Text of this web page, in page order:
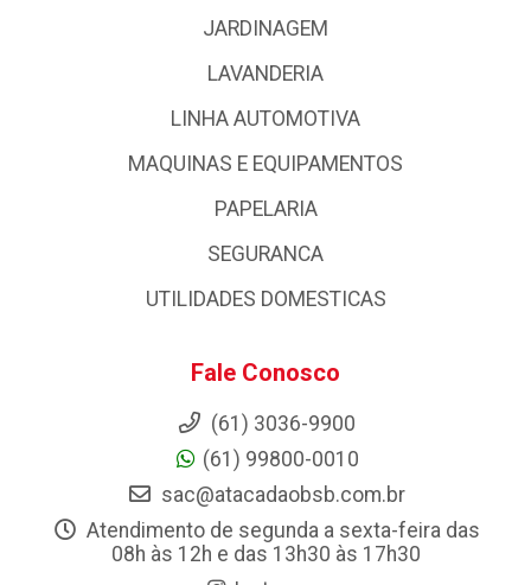
JARDINAGEM
LAVANDERIA
LINHA AUTOMOTIVA
MAQUINAS E EQUIPAMENTOS
PAPELARIA
SEGURANCA
UTILIDADES DOMESTICAS
Fale Conosco
(61) 3036-9900
(61) 99800-0010
sac@atacadaobsb.com.br
Atendimento de segunda a sexta-feira das
08h às 12h e das 13h30 às 17h30